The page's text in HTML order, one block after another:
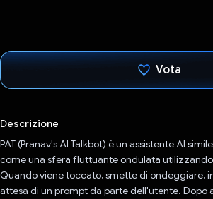
Vota
Descrizione
PAT (Pranav's AI Talkbot) è un assistente AI
come una sfera fluttuante ondulata utilizzando
Quando viene toccato, smette di ondeggiare,
attesa di un prompt da parte dell'utente. Dopo